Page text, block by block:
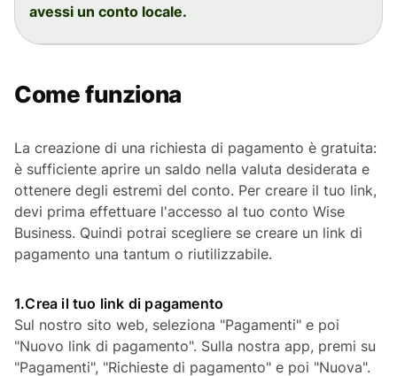
avessi un conto locale.
Come funziona
La creazione di una richiesta di pagamento è gratuita:
è sufficiente aprire un saldo nella valuta desiderata e
ottenere degli estremi del conto. Per creare il tuo link,
devi prima effettuare l'accesso al tuo conto Wise
Business. Quindi potrai scegliere se creare un link di
pagamento una tantum o riutilizzabile.
1.Crea il tuo link di pagamento
Sul nostro sito web, seleziona "Pagamenti" e poi
"Nuovo link di pagamento". Sulla nostra app, premi su
"Pagamenti", "Richieste di pagamento" e poi "Nuova".